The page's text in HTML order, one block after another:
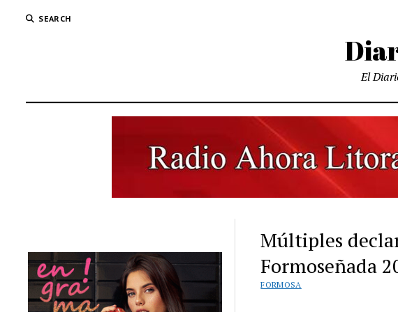
SEARCH
El
Múltiples
Formoseñada
FORMOSA